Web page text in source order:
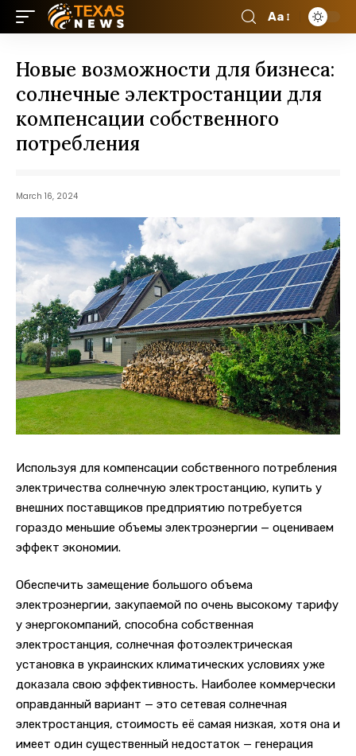
Aa
Новые возможности для бизнеса:
солнечные электростанции для
компенсации собственного
потребления
March 16, 2024
Используя для компенсации собственного потребления
электричества солнечную электростанцию, купить у
внешних поставщиков предприятию потребуется
гораздо меньшие объемы электроэнергии — оцениваем
эффект экономии.
Обеспечить замещение большого объема
электроэнергии, закупаемой по очень высокому тарифу
у энергокомпаний, способна собственная
электростанция, солнечная фотоэлектрическая
установка в украинских климатических условиях уже
доказала свою эффективность. Наиболее коммерчески
оправданный вариант — это сетевая солнечная
электростанция, стоимость её самая низкая, хотя она и
имеет один существенный недостаток — генерация